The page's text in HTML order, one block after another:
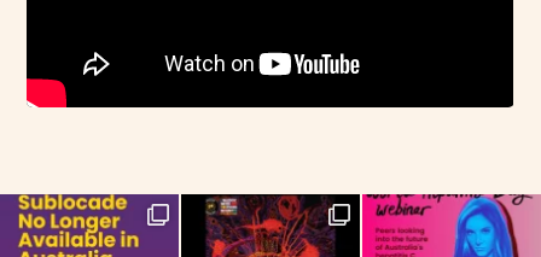
NAIDOC Week
If you are on the Long-Acting Injectable